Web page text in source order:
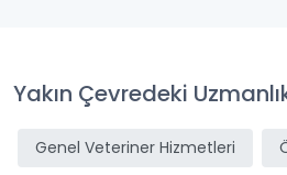
Yakın Çevredeki
Genel Veteriner Hizmetleri